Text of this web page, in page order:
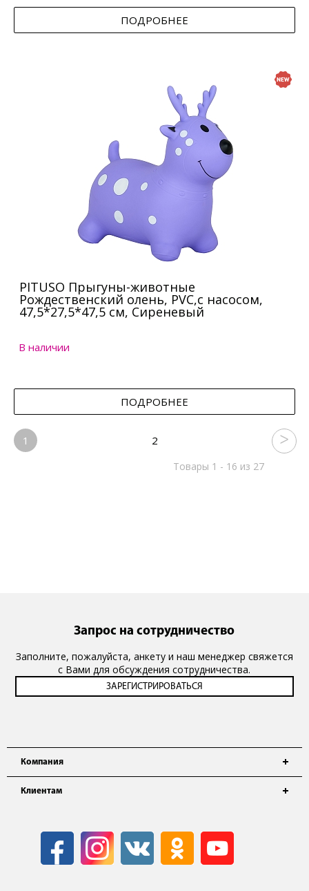
ПОДРОБНЕЕ
PITUSO Прыгуны-животные
Рождественский олень, PVC,с насосом,
47,5*27,5*47,5 см, Сиреневый
В наличии
ПОДРОБНЕЕ
1 2
Товары 1 - 16 из 27
Компания
Клиентам
Запрос на сотрудничество
Заполните, пожалуйста, анкету и наш менеджер свяжется
с Вами для обсуждения сотрудничества.